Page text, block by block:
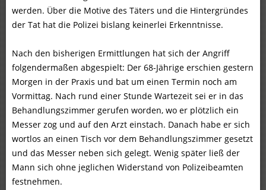
werden. Über die Motive des Täters und die Hintergründes
der Tat hat die Polizei bislang keinerlei Erkenntnisse.
Nach den bisherigen Ermittlungen hat sich der Angriff
folgendermaßen abgespielt: Der 68-Jährige erschien gestern
Morgen in der Praxis und bat um einen Termin noch am
Vormittag. Nach rund einer Stunde Wartezeit sei er in das
Behandlungszimmer gerufen worden, wo er plötzlich ein
Messer zog und auf den Arzt einstach. Danach habe er sich
wortlos an einen Tisch vor dem Behandlungszimmer gesetzt
und das Messer neben sich gelegt. Wenig später ließ der
Mann sich ohne jeglichen Widerstand von Polizeibeamten
festnehmen.